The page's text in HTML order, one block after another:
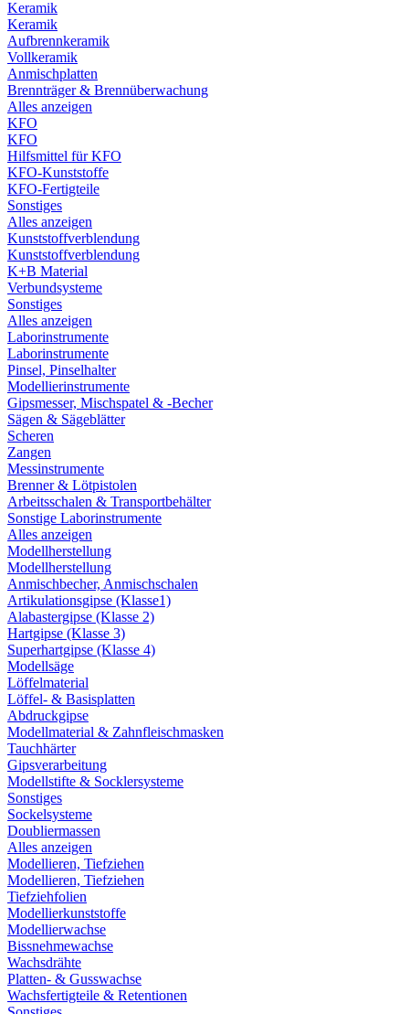
Keramik
Keramik
Aufbrennkeramik
Vollkeramik
Anmischplatten
Brennträger & Brennüberwachung
Alles anzeigen
KFO
KFO
Hilfsmittel für KFO
KFO-Kunststoffe
KFO-Fertigteile
Sonstiges
Alles anzeigen
Kunststoffverblendung
Kunststoffverblendung
K+B Material
Verbundsysteme
Sonstiges
Alles anzeigen
Laborinstrumente
Laborinstrumente
Pinsel, Pinselhalter
Modellierinstrumente
Gipsmesser, Mischspatel & -Becher
Sägen & Sägeblätter
Scheren
Zangen
Messinstrumente
Brenner & Lötpistolen
Arbeitsschalen & Transportbehälter
Sonstige Laborinstrumente
Alles anzeigen
Modellherstellung
Modellherstellung
Anmischbecher, Anmischschalen
Artikulationsgipse (Klasse1)
Alabastergipse (Klasse 2)
Hartgipse (Klasse 3)
Superhartgipse (Klasse 4)
Modellsäge
Löffelmaterial
Löffel- & Basisplatten
Abdruckgipse
Modellmaterial & Zahnfleischmasken
Tauchhärter
Gipsverarbeitung
Modellstifte & Socklersysteme
Sonstiges
Sockelsysteme
Doubliermassen
Alles anzeigen
Modellieren, Tiefziehen
Modellieren, Tiefziehen
Tiefziehfolien
Modellierkunststoffe
Modellierwachse
Bissnehmewachse
Wachsdrähte
Platten- & Gusswachse
Wachsfertigteile & Retentionen